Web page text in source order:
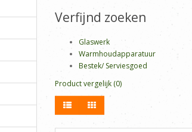
Verfijnd zoeken
Glaswerk
Warmhoudapparatuur
Bestek/ Serviesgoed
Product vergelijk (0)